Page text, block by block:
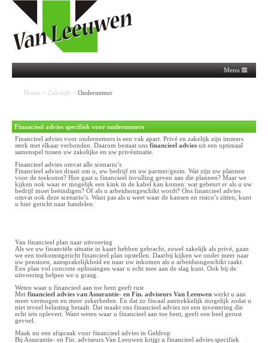
Menu
Home > Zakelijk > Ondernemer
Financieel advies specifiek voor ondernemers
Financieel advies voor ondernemers is een vak apart. Privé en zakelijk zijn immers
sterk met elkaar verbonden. Daarom bestaat ons financieel advies uit een optimaal
samenspel tussen uw zakelijke en uw privésituatie.
Financieel advies omvat alle scenario’s
Financieel advies draait om u, uw bedrijf en uw partner/gezin. Wat zijn uw plannen
voor de toekomst? Hoe gaat u financieel invulling geven aan die plannen? Maar we
kijken ook waar er mogelijk een kink in de kabel kan komen: wat gebeurt er als u uw
bedrijf moet beëindigen? Of als u arbeidsongeschikt wordt? Ons financieel advies
omvat ook deze scenario’s. Want pas als u weet waar de kansen en risico’s zitten, kunt
u hier gericht naar handelen.
Van financieel plan naar uitvoering
Als we uw financiële situatie in kaart hebben gebracht, zowel zakelijk als privé, gaan
we een toekomstgericht financieel plan opstellen. Daarbij kijken we onder meer naar
uw pensioen, aansprakelijkheid en naar uw inkomen als u arbeidsongeschikt raakt.
Een plan vol concrete oplossingen waar u echt mee aan de slag kunt. Ook bij de
uitvoering helpen we u graag.
Weten waar u financieel aan toe bent geeft rust
Met financieel advies van Assurantie- en Fin. adviseurs Van Leeuwen werkt u aan
meer vermogen en meer zekerheden. En dat zo fiscaal aantrekkelijk mogelijk zodat u
niet teveel belasting betaalt. Dat maakt ons financieel advies tot een investering die
echt iets oplevert. Want weten waar u financieel aan toe bent, geeft een heel gerust
gevoel.
Maak nu een afspraak voor financieel advies in Geldrop
Bij Assurantie- en Fin. adviseurs Van Leeuwen krijgt u financieel advies specifiek